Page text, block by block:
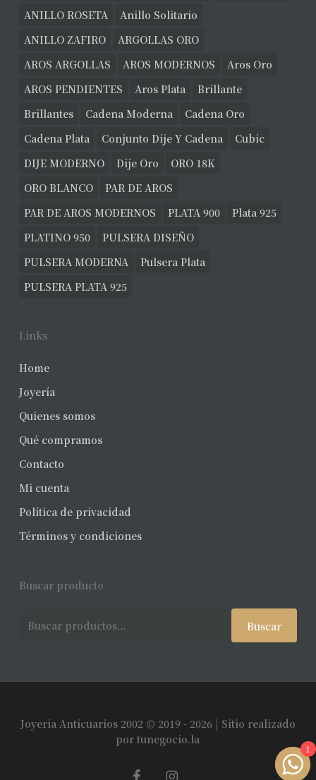
Ver Carrito Finalizar Compra
ANILLO ROSETA
Anillo Solitario
ANILLO ZAFIRO
ARGOLLAS ORO
AROS ARGOLLAS
AROS MODERNOS
Aros Oro
AROS PENDIENTES
Aros Plata
Brillante
Brillantes
Cadena Moderna
Cadena Oro
Cadena Plata
Conjunto Dije Y Cadena
Cubic
DIJE MODERNO
Dije Oro
ORO 18K
ORO BLANCO
PAR DE AROS
PAR DE AROS MODERNOS
PLATA 900
Plata 925
PLATINO 950
PULSERA DISEÑO
PULSERA MODERNA
Pulsera Plata
PULSERA PLATA 925
Links
Home
Joyería
Quienes somos
Qué compramos
Contacto
Mi cuenta
Política de privacidad
Términos y condiciones
Buscar producto
Buscar
Joyería Anticuarios 2002 © 2019 - 2026 | Sitio realizado
portunegocio.la
facebookinstagram
1